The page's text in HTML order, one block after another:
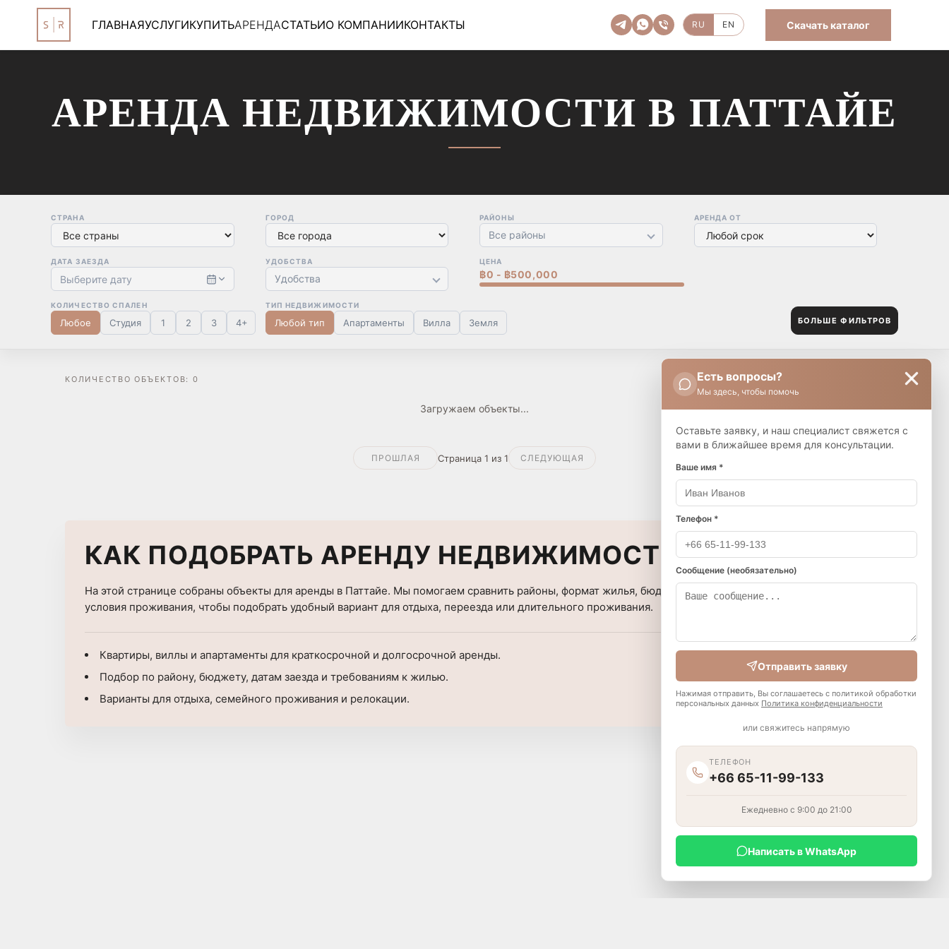
ГЛАВНАЯУСЛУГИКУПИТЬАРЕНДАСТАТЬИО КОМПАНИИКОНТАКТЫ RU EN Скачать каталог
АРЕНДА НЕДВИЖИМОСТИ В ПАТТАЙЕ
СТРАНА ГОРОД РАЙОНЫ
Все районы
АРЕНДА ОТ
ДАТА ЗАЕЗДА
Выберите дату
УДОБСТВА
Удобства
ЦЕНА
฿0 - ฿500,000
КОЛИЧЕСТВО СПАЛЕН
Любое Студия 1 2 3 4+
ТИП НЕДВИЖИМОСТИ
Любой тип Апартаменты Вилла Земля БОЛЬШЕ ФИЛЬТРОВ
можно с животными
КОЛИЧЕСТВО ОБЪЕКТОВ: 0 СОРТИРОВКА:
Загружаем объекты...
ПРОШЛАЯ Страница 1 из 1 СЛЕДУЮЩАЯ
КАК ПОДОБРАТЬ АРЕНДУ НЕДВИЖИМОСТИ В ПАТТАЙЕ
На этой странице собраны объекты для аренды в Паттайе. Мы помогаем сравнить районы, формат жилья, бюджет, сроки аренды и
условия проживания, чтобы подобрать удобный вариант для отдыха, переезда или длительного проживания.
Квартиры, виллы и апартаменты для краткосрочной и долгосрочной аренды.
Подбор по району, бюджету, датам заезда и требованиям к жилью.
Варианты для отдыха, семейного проживания и релокации.
Есть вопросы?
Мы здесь, чтобы помочь
Оставьте заявку, и наш специалист свяжется с
вами в ближайшее время для консультации.
Ваше имя *
Телефон *
Сообщение (необязательно)
Отправить заявку
Нажимая отправить, Вы соглашаетесь с политикой обработки
персональных данных Политика конфиденциальности
или свяжитесь напрямую
ТЕЛЕФОН
+66 65-11-99-133
Ежедневно с 9:00 до 21:00
Написать в WhatsApp